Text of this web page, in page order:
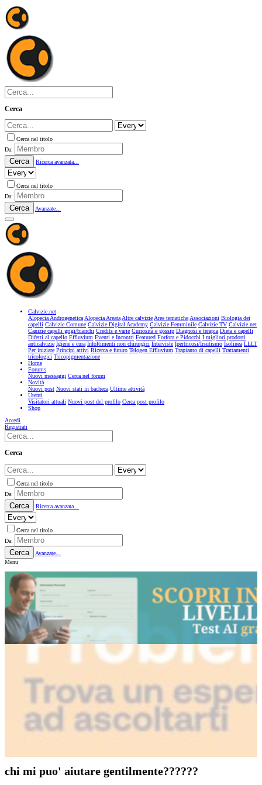
Cerca
Cerca nel titolo
Da:
Cerca Ricerca avanzata...
Cerca nel titolo
Da:
Cerca Avanzate...
Calvizie.net
Alopecia AndrogeneticaAlopecia AreataAltre calvizieAree tematicheAssociazioni Biologia dei
capelli Calvizie Comune Calvizie Digital Academy Calvizie Femminile Calvizie TV Calvizie.net
Canizie capelli grigi/bianchi Credits e varie Curiosità e gossip Diagnosi e terapia Dieta e capelli
Difetti al capello Effluvium Eventi e Incontri Featured Forfora e Pidocchi I migliori prodotti
anticalvizie Igiene e cura Infoltimenti non chirurgici Interviste Ipertricosi/Irsutismo Isolinea LLLT
Per iniziare Principi attivi Ricerca e futuro Telogen Effluvium Trapianto di capelli Trattamenti
tricologici Tricopigmentazione
Home
Forums
Nuovi messaggi Cerca nel forum
Novità
Nuovi post Nuovi stati in bacheca Ultime attività
Utenti
Visitatori attuali Nuovi post del profilo Cerca post profilo
Shop
Accedi
Registrati
Cerca
Cerca nel titolo
Da:
Cerca Ricerca avanzata...
Cerca nel titolo
Da:
Cerca
Avanzate...
Menu
chi mi puo' aiutare gentilmente??????